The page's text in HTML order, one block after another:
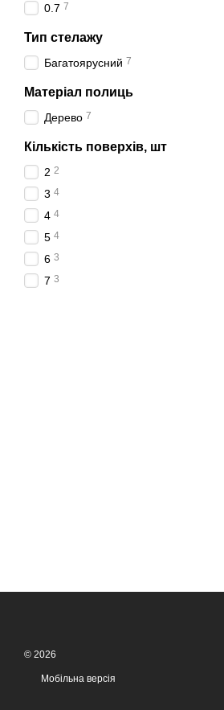
0.7 7
Тип стелажу
Багатоярусний 7
Матеріал полиць
Дерево 7
Кількість поверхів, шт
2 2
3 4
4 4
5 4
6 3
7 3
© 2026
Мобільна версія